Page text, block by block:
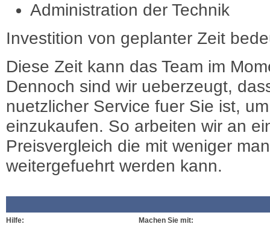
Administration der Technik
Investition von geplanter Zeit
Diese Zeit kann das Team im
Dennoch sind wir ueberzeugt,
nuetzlicher Service fuer Sie ist,
einzukaufen. So arbeiten wir an
Preisvergleich die mit weniger
weitergefuehrt werden kann.
Hilfe: Machen Sie mit: